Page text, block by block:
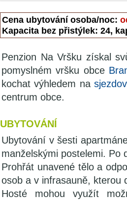
Cena ubytování osoba/noc:
Kapacita bez přistýlek: 24,
Penzion Na Vršku získal
pomyslném vršku obce
kochat výhledem na
centrum obce.
UBYTOVÁNÍ
Ubytování v šesti
manželskými postelemi. Po
Prohřát unavené tělo a
osob a v infrasauně, kterou
Hosté mohou využít